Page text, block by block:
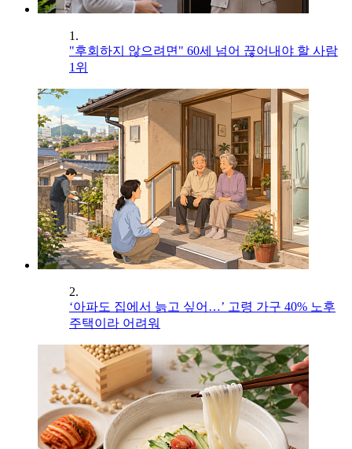
1.
"후회하지 않으려면" 60세 넘어 끊어내야 할 사람
1위
2.
‘아파도 집에서 늙고 싶어…’ 고령 가구 40% 노후
주택이라 어려워